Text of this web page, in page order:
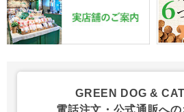
GREEN DOG &
電話注文・公式通販へ